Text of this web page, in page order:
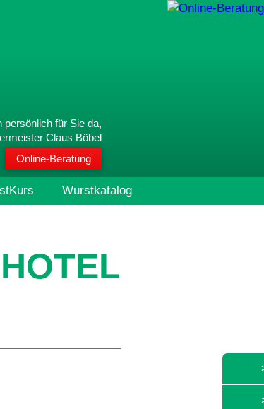
persönlich für Sie da,
Claus Böbel
Online-Beratung
Wurstkatalog